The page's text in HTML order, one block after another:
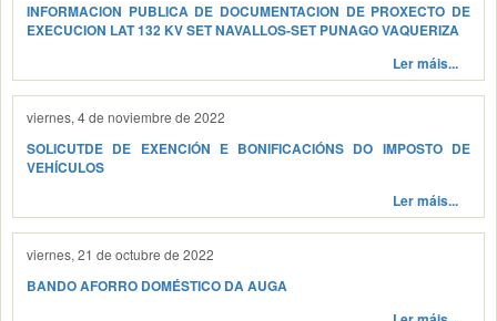
INFORMACION PUBLICA DE DOCUMENTACION DE PROXECTO DE
EXECUCION LAT 132 KV SET NAVALLOS-SET PUNAGO VAQUERIZA
Ler máis...
viernes, 4 de noviembre de 2022
SOLICUTDE DE EXENCIÓN E BONIFICACIÓNS DO IMPOSTO DE
VEHÍCULOS
Ler máis...
viernes, 21 de octubre de 2022
BANDO AFORRO DOMÉSTICO DA AUGA